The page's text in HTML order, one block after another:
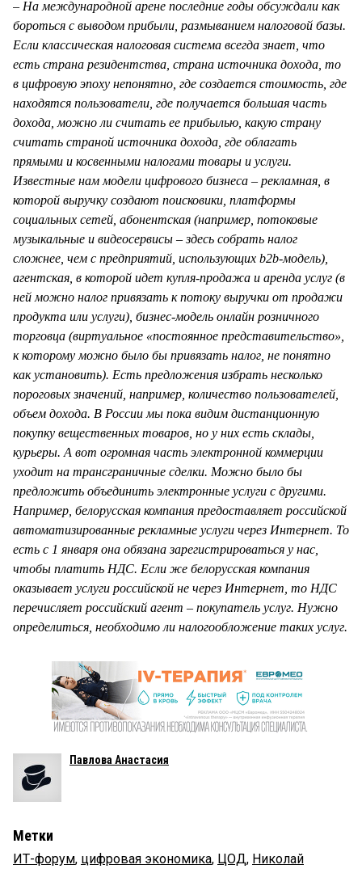
– На международной арене последние годы обсуждали как
бороться с выводом прибыли, размыванием налоговой базы.
Если классическая налоговая система всегда знает, что
есть страна резидентства, страна источника дохода, то
в цифровую эпоху непонятно, где создается стоимость, где
находятся пользователи, где получается большая часть
дохода, можно ли считать ее прибылью, какую страну
считать страной источника дохода, где облагать
прямыми и косвенными налогами товары и услуги.
Известные нам модели цифрового бизнеса – рекламная, в
которой выручку создают поисковики, платформы
социальных сетей, абонентская (например, потоковые
музыкальные и видеосервисы – здесь собрать налог
сложнее, чем с предприятий, использующих b2b-модель),
агентская, в которой идет купля-продажа и аренда услуг (в
ней можно налог привязать к потоку выручки от продажи
продукта или услуги), бизнес-модель онлайн розничного
торговца (виртуальное «постоянное представительство»,
к которому можно было бы привязать налог, не понятно
как установить). Есть предложения избрать несколько
пороговых значений, например, количество пользователей,
объем дохода. В России мы пока видим дистанционную
покупку вещественных товаров, но у них есть склады,
курьеры. А вот огромная часть электронной коммерции
уходит на трансграничные сделки. Можно было бы
предложить объединить электронные услуги с другими.
Например, белорусская компания предоставляет российской
автоматизированные рекламные услуги через Интернет. То
есть с 1 января она обязана зарегистрироваться у нас,
чтобы платить НДС. Если же белорусская компания
оказывает услуги российской не через Интернет, то НДС
перечисляет российский агент – покупатель услуг. Нужно
определиться, необходимо ли налогообложение таких услуг.
Павлова Анастасия
Метки
ИТ-форум, цифровая экономика, ЦОД, Николай